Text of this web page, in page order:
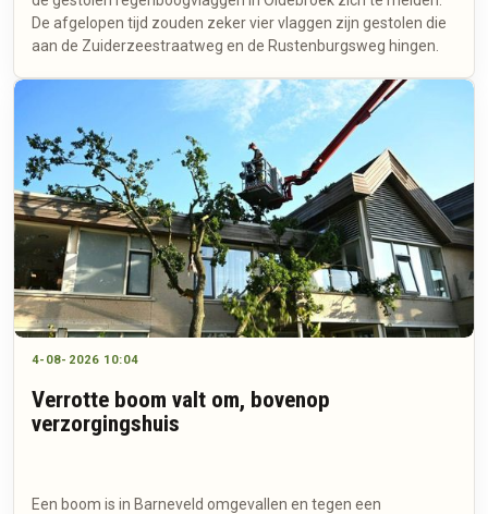
De afgelopen tijd zouden zeker vier vlaggen zijn gestolen die
aan de Zuiderzeestraatweg en de Rustenburgsweg hingen.
4-08-2026 10:04
Verrotte boom valt om, bovenop
verzorgingshuis
Een boom is in Barneveld omgevallen en tegen een